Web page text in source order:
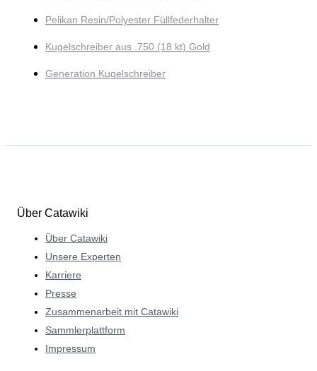
Pelikan Resin/Polyester Füllfederhalter
Kugelschreiber aus .750 (18 kt) Gold
Generation Kugelschreiber
Über Catawiki
Über Catawiki
Unsere Experten
Karriere
Presse
Zusammenarbeit mit Catawiki
Sammlerplattform
Impressum